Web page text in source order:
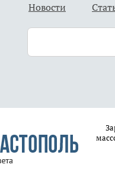
Новости